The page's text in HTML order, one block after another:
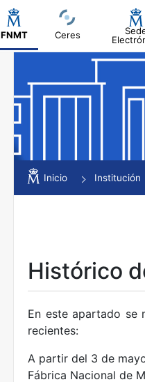
FNMT Ceres
Mostrar/Ocultar
Mostrar/Ocultar
Mostrar/Ocultar
Mostrar/Ocultar
Inicio Institución
Histórico
En este apartado se
recientes:
A partir del 3 de
Fábrica Nacional de